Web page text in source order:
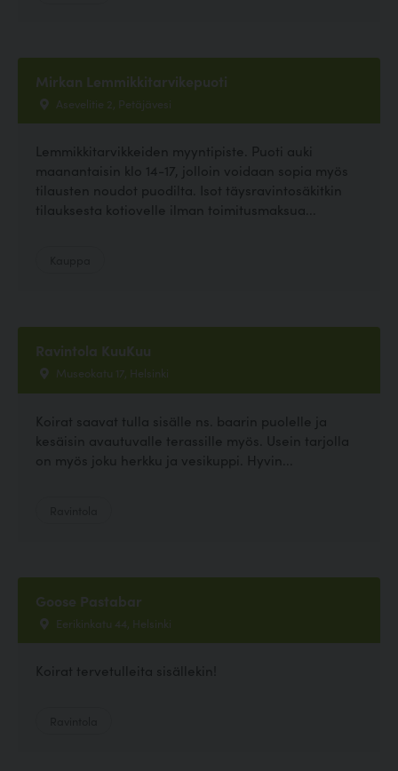
Mirkan Lemmikkitarvikepuoti
Asevelitie 2, Petäjävesi
Lemmikkitarvikkeiden myyntipiste. Puoti auki
maanantaisin klo 14-17, jolloin voidaan sopia myös
tilausten noudot puodilta. Isot täysravintosäkitkin
tilauksesta kotiovelle ilman toimitusmaksua...
Ravintola KuuKuu
Museokatu 17, Helsinki
Koirat saavat tulla sisälle ns. baarin puolelle ja
kesäisin avautuvalle terassille myös. Usein tarjolla
on myös joku herkku ja vesikuppi. Hyvin...
Goose Pastabar
Eerikinkatu 44, Helsinki
Koirat tervetulleita sisällekin!